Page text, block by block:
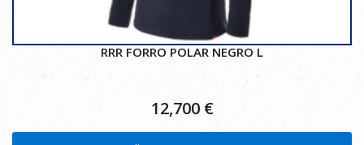
RRR FORRO POLAR NEGRO L
12,700 €